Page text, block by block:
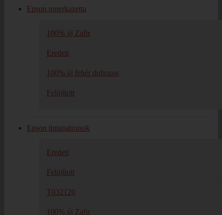
Epson tonerkazetta
100% új Zafir
Eredeti
100% új fehér dobozos
Felújított
Epson tintapatronok
Eredeti
Felújított
T032120
100% új Zafir